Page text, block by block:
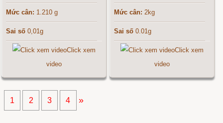
Mức cân: 1.210 g
Sai số 0,01g
Click xem
video
Mức cân: 2kg
Sai số 0.01g
Click xem
video
1 2 3 4 »